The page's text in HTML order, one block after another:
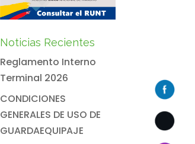
Noticias Recientes
Reglamento Interno
Terminal 2026
CONDICIONES
GENERALES DE USO DE
GUARDAEQUIPAJE